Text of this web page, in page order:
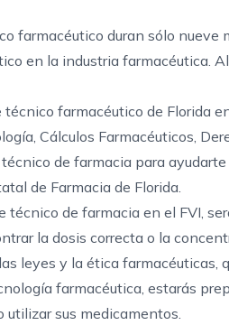
farmacéutico duran sólo
en la industria farmacéutica.
técnico farmacéutico de Florida
Cálculos Farmacéuticos,
de farmacia para
de Farmacia de Florida.
técnico de farmacia en el FVI,
la dosis correcta o la
leyes y la ética farmacéuticas,
farmacéutica, estarás
utilizar sus medicamentos.